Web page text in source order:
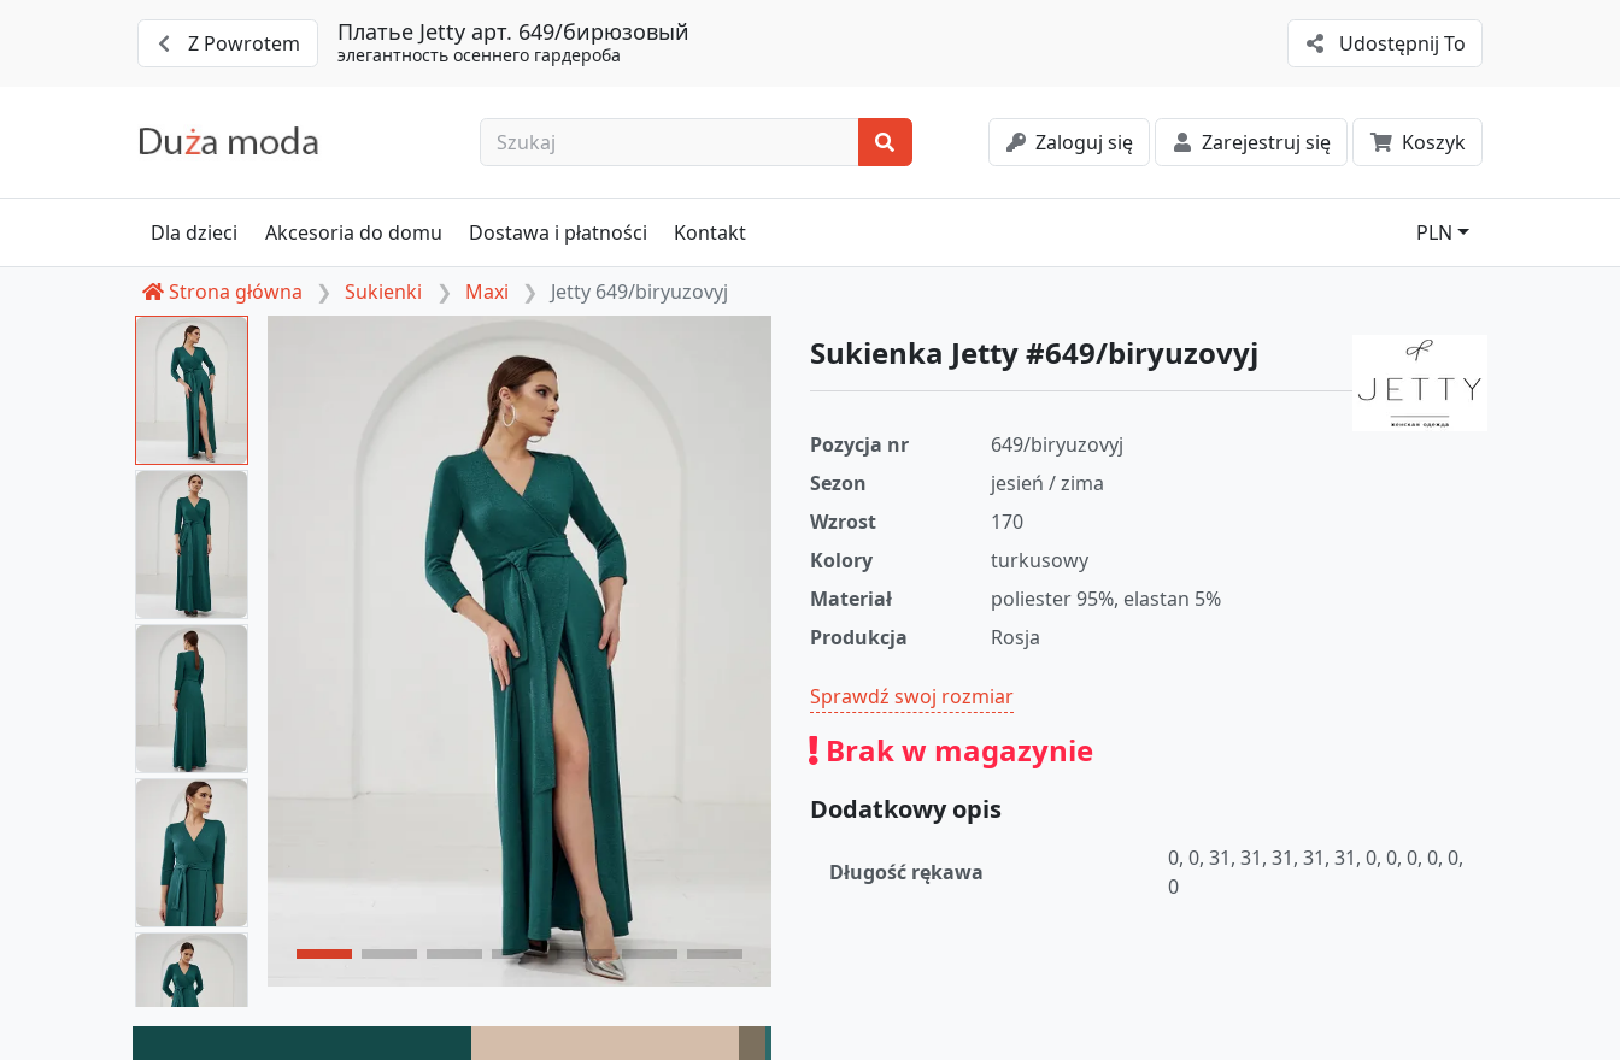
Z Powrotem Платье Jetty арт. 649/бирюзовый
элегантность осеннего гардероба Udostępnij To
Zaloguj się Zarejestruj się Koszyk
Dla dzieci Akcesoria do domu Dostawa i płatności Kontakt PLN
Strona główna Sukienki Maxi Jetty 649/biryuzovyj
Sukienka Jetty #649/biryuzovyj
Pozycja nr
649/biryuzovyj
Sezon
jesień / zima
Wzrost
170
Kolory
turkusowy
Materiał
poliester 95%, elastan 5%
Produkcja
Rosja
Sprawdź swoj rozmiar
Brak w magazynie
Dodatkowy opis
Długość rękawa
0, 0, 31, 31, 31, 31, 31, 0, 0, 0, 0, 0,
0